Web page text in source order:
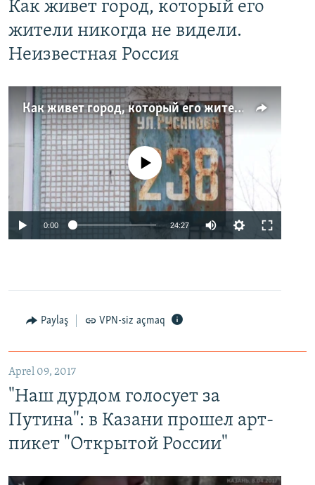
Как живет город, который его
жители никогда не видели.
Неизвестная Россия
Как живет город, который его жители никогда не видели. Неизвестная Россия
No media source currently available
0:00 24:27
Paylaş VPN-siz açmaq
Aprel 09, 2017
"Наш дурдом голосует за
Путина": в Казани прошел арт-
пикет "Открытой России"